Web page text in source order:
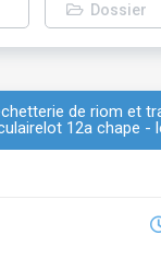
Dossier
de riom et
12a chape -